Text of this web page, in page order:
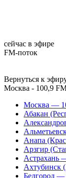
сейчас в эфире
FM-поток
Вернуться к
Москва - 100,9
Москва —
Абакан
Анапа
Арзгир
Астрахань
Ахтубинск
Белгород —